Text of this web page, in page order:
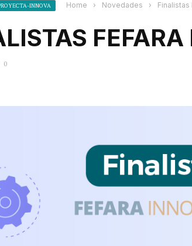
INNOVA Home › Novedades › Finalistas
0